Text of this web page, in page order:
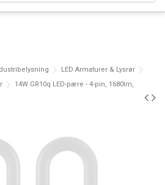
LED Armaturer & Lysrør
14W GR10q LED-pære - 4-pin, 1680lm,